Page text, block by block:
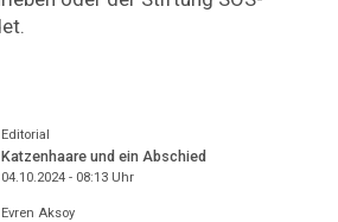
Editorial
Katzenhaare und ein Abschied
04.10.2024 - 08:13Uhr
Evren Aksoy